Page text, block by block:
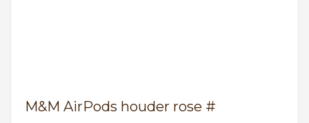
M&M AirPods houder rose #